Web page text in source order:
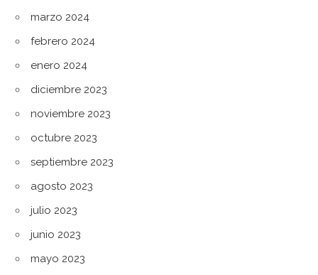
marzo 2024
febrero 2024
enero 2024
diciembre 2023
noviembre 2023
octubre 2023
septiembre 2023
agosto 2023
julio 2023
junio 2023
mayo 2023